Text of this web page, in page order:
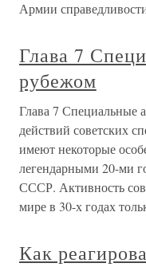
Армии
Глава 7
рубежом
Глава 7 Специальные
действий советских
имеют некоторые
легендарными 20-ми
СССР. Активность
мире в 30-х годах
Как